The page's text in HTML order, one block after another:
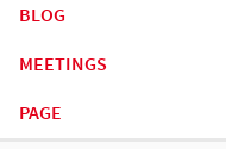
BLOG
MEETINGS
PAGE